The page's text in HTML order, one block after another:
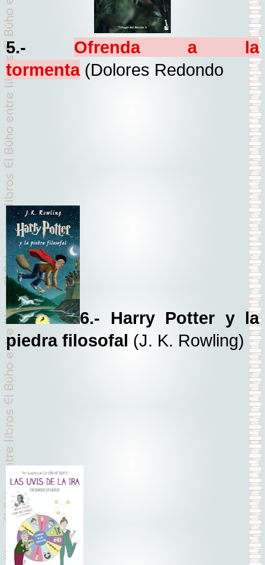
5.- Ofrenda a la
tormenta (Dolores Redondo
6.- Harry Potter y la
piedra filosofal (J. K. Rowling)